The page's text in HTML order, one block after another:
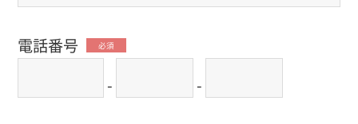
電話番号 必須
- -